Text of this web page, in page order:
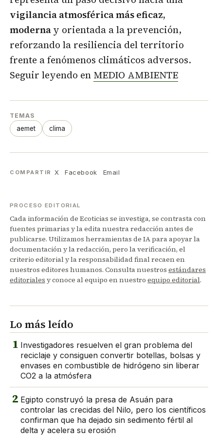
vigilancia atmosférica más eficaz,
modernay orientada a la prevención,
reforzando la resiliencia del territorio
frente a fenómenos climáticos adversos.
Seguir leyendo en MEDIO AMBIENTE
TEMAS
aemet clima
COMPARTIR X Facebook Email
PROCESO EDITORIAL
Cada información de Ecoticias se investiga, se contrasta con
fuentes primarias y la edita nuestra redacción antes de
publicarse. Utilizamos herramientas de IA para apoyar la
documentación y la redacción, pero la verificación, el
criterio editorial y la responsabilidad final recaen en
nuestros editores humanos. Consulta nuestros estándares
editoriales y conoce al equipo en nuestro equipo editorial.
Lo más leído
1 Investigadores resuelven el gran problema del
reciclaje y consiguen convertir botellas, bolsas y
envases en combustible de hidrógeno sin liberar
CO2 a la atmósfera
2 Egipto construyó la presa de Asuán para
controlar las crecidas del Nilo, pero los científicos
confirman que ha dejado sin sedimento fértil al
delta y acelera su erosión